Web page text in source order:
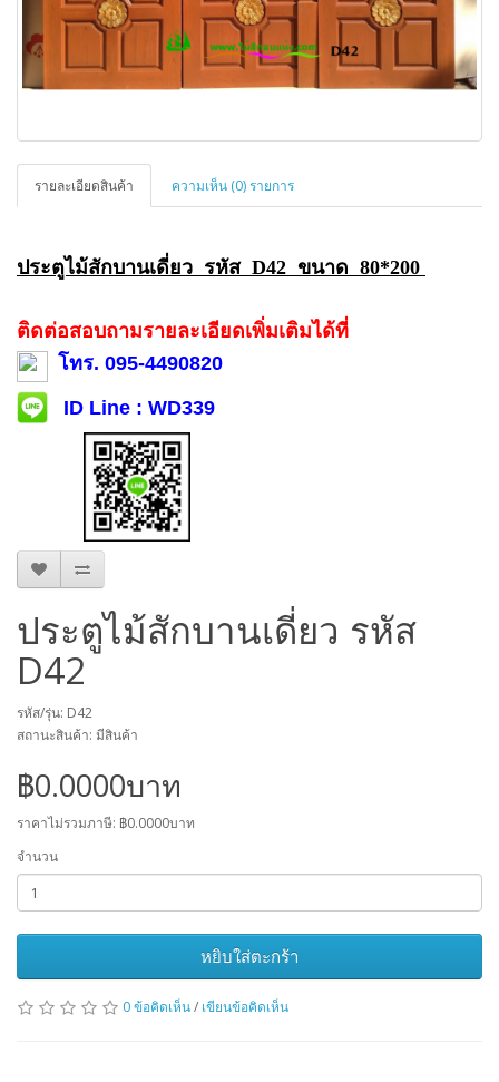
รายละเอียดสินค้า ความเห็น (0) รายการ
ประตูไม้สักบานเดี่ยว รหัส D42 ขนาด 80*200
ติดต่อสอบถามรายละเอียดเพิ่มเติมได้ที่
โทร. 095-4490820
ID Line : WD339
ประตูไม้สักบานเดี่ยว รหัส
D42
รหัส/รุ่น: D42
สถานะสินค้า: มีสินค้า
฿0.0000บาท
ราคาไม่รวมภาษี: ฿0.0000บาท
จำนวน
หยิบใส่ตะกร้า
0 ข้อคิดเห็น/ เขียนข้อคิดเห็น